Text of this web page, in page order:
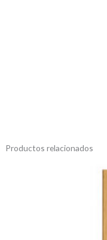
Productos relacionados